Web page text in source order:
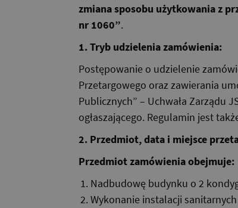
zmiana sposobu użytkowania z
nr 1060”.
1. Tryb udzielenia zamówienia:
Postępowanie o udzielenie
Przetargowego oraz zawierania
Publicznych” – Uchwała Zarządu
ogłaszającego. Regulamin jest
2. Przedmiot, data i miejsce
Przedmiot zamówienia obejmuje:
Nadbudowę budynku o 2
Wykonanie instalacji